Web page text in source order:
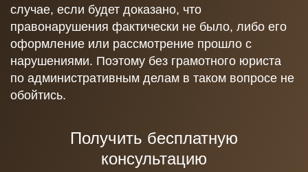
случае, если будет доказано, что
правонарушения фактически не было, либо его
оформление или рассмотрение прошло с
нарушениями. Поэтому без грамотного юриста
по административным делам в таком вопросе не
обойтись.
Получить бесплатную
консультацию